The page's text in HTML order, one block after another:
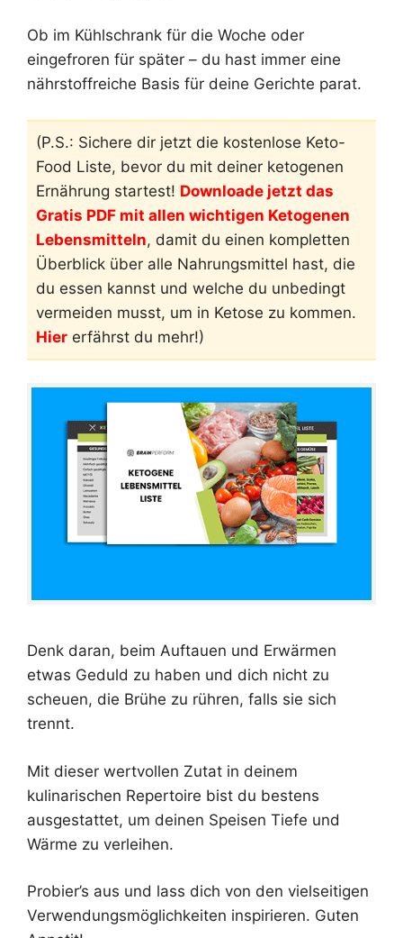
Ob im Kühlschrank für die Woche oder
eingefroren für später – du hast immer eine
nährstoffreiche Basis für deine Gerichte parat.
(P.S.: Sichere dir jetzt die kostenlose Keto-
Food Liste, bevor du mit deiner ketogenen
Ernährung startest! Downloade jetzt das
Gratis PDF mit allen wichtigen Ketogenen
Lebensmitteln, damit du einen kompletten
Überblick über alle Nahrungsmittel hast, die
du essen kannst und welche du unbedingt
vermeiden musst, um in Ketose zu kommen.
Hier erfährst du mehr!)
Denk daran, beim Auftauen und Erwärmen
etwas Geduld zu haben und dich nicht zu
scheuen, die Brühe zu rühren, falls sie sich
trennt.
Mit dieser wertvollen Zutat in deinem
kulinarischen Repertoire bist du bestens
ausgestattet, um deinen Speisen Tiefe und
Wärme zu verleihen.
Probier’s aus und lass dich von den vielseitigen
Verwendungsmöglichkeiten inspirieren. Guten